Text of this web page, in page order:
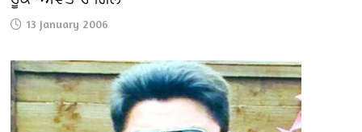
13 January 2006